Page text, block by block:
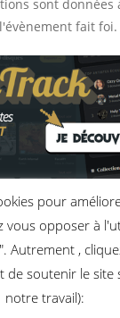
sont
fait foi.
à venir n’a
pour
vous opposer à
Autrement ,
soutenir le site
notre travail):